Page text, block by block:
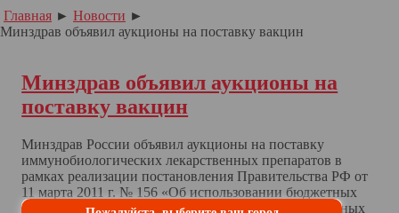
[/city] [city Екатеринбург]
Главная ► Новости ►
Минздрав объявил аукционы на поставку вакцин
Минздрав объявил аукционы на
поставку вакцин
Минздрав России объявил аукционы на поставку
иммунобиологических лекарственных препаратов в
рамках реализации постановления Правительства РФ от
11 марта 2011 г. № 156 «Об использовании бюджетных
ассигнований федерального бюджета, предоставленных